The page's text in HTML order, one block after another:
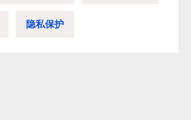
隐私保护